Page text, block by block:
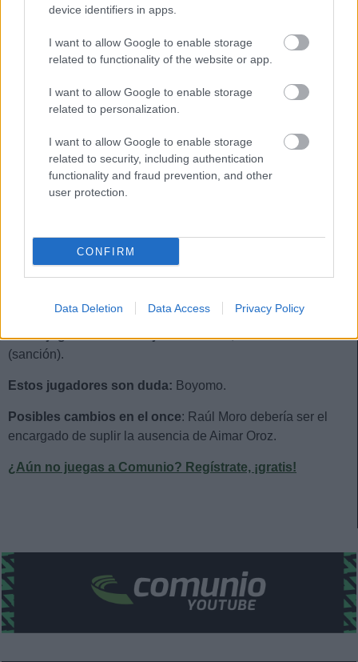
device identifiers in apps.
I want to allow Google to enable storage
related to functionality of the website or app.
I want to allow Google to enable storage
related to personalization.
I want to allow Google to enable storage
related to security, including authentication
functionality and fraud prevention, and other
user protection.
CONFIRM
Data Deletion Data Access Privacy Policy
ROSIER
BRETONES
IKER MUÑOZ
RUBÉN GARCÍA RAÚL MORO
Estos jugadores son baja:Iker Benito, Aimar Oroz
(sanción).
Estos jugadores son duda: Boyomo.
Posibles cambios en el once: Raúl Moro debería ser el
encargado de suplir la ausencia de Aimar Oroz.
¿Aún no juegas a Comunio? Regístrate, ¡gratis!